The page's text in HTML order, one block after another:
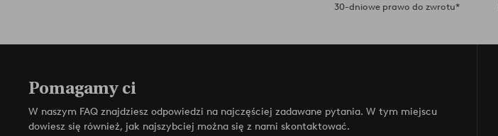
30-dniowe prawo do zwrotu*
Pomagamy ci
W naszym FAQ znajdziesz odpowiedzi na najczęściej zadawane pytania. W tym miejscu
dowiesz się również, jak najszybciej można się z nami skontaktować.